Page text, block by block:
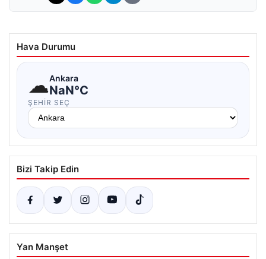
Hava Durumu
☁Ankara
NaN°C
ŞEHIR SEÇ
Bizi Takip Edin
Yan Manşet